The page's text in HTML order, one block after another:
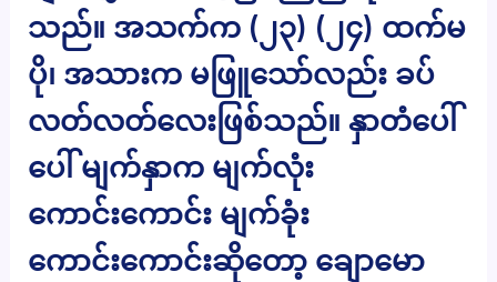
သည်။ အသက်က (၂၃) (၂၄) ထက်မ
ပို၊ အသားက မဖြူသော်လည်း ခပ်
လတ်လတ်လေးဖြစ်သည်။ နှာတံပေါ်
ပေါ် မျက်နှာက မျက်လုံး
ကောင်းကောင်း မျက်ခုံး
ကောင်းကောင်းဆိုတော့ ချောမော